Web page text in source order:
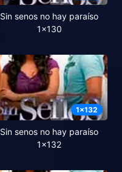
Sin senos no hay paraíso
1x130
1x132
Sin senos no hay paraíso
1x132